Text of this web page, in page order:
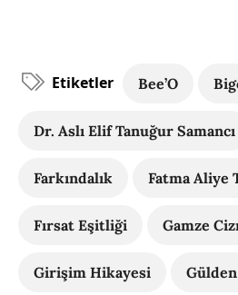
Etiketler Bee’O
Dr. Aslı Elif Tanuğur Samancı
Farkındalık Fatma Aliye
Fırsat Eşitliği Gamze
Girişim Hikayesi